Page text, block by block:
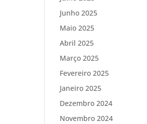
Junho 2025
Maio 2025
Abril 2025
Março 2025
Fevereiro 2025
Janeiro 2025
Dezembro 2024
Novembro 2024